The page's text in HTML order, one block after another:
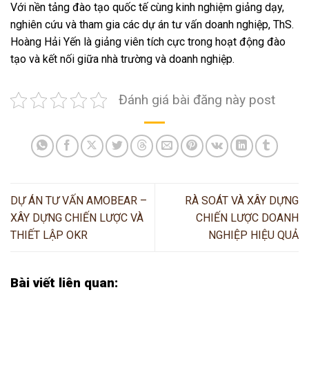
Với nền tảng đào tạo quốc tế cùng kinh nghiệm giảng dạy,
nghiên cứu và tham gia các dự án tư vấn doanh nghiệp, ThS.
Hoàng Hải Yến là giảng viên tích cực trong hoạt động đào
tạo và kết nối giữa nhà trường và doanh nghiệp.
Đánh giá bài đăng này post
DỰ ÁN TƯ VẤN AMOBEAR –
XÂY DỰNG CHIẾN LƯỢC VÀ
THIẾT LẬP OKR
RÀ SOÁT VÀ XÂY DỰNG
CHIẾN LƯỢC DOANH
NGHIỆP HIỆU QUẢ
Bài viết liên quan: